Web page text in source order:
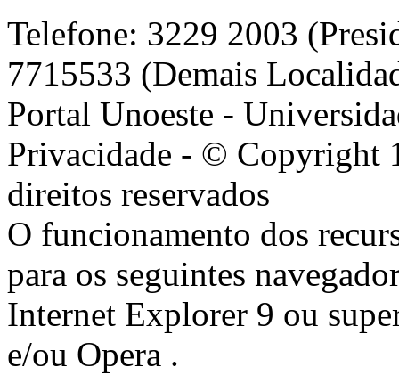
Telefone: 3229 2003
7715533 (Demais
Portal Unoeste -
Privacidade - © Copyright
direitos reservados
O funcionamento dos
para os seguintes
Internet Explorer 9 ou
e/ou Opera .